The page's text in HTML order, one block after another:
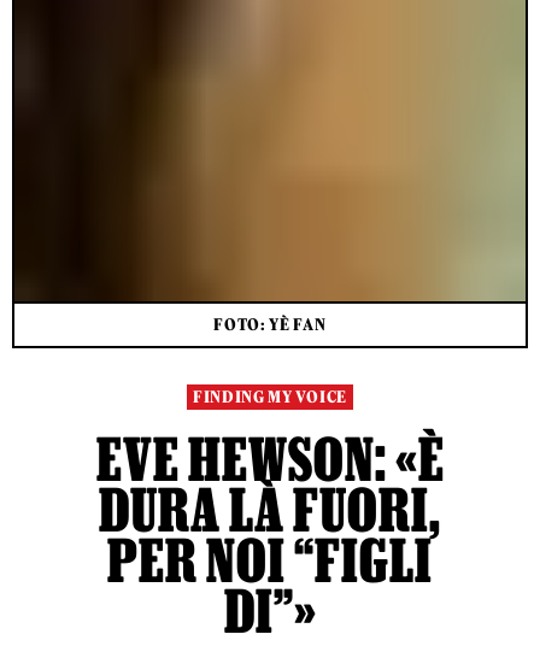
FOTO: YÈ FAN
FINDING MY VOICE
EVE HEWSON: «È
DURA LÀ FUORI,
PER NOI “FIGLI
DI”»